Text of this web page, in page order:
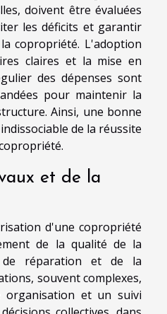
doivent être évaluées
les déficits et garantir
copropriété. L'adoption
claires et la mise en
des dépenses sont
pour maintenir la
Ainsi, une bonne
de la réussite
et de la
d'une copropriété
de la qualité de la
réparation et de la
souvent complexes,
organisation et un suivi